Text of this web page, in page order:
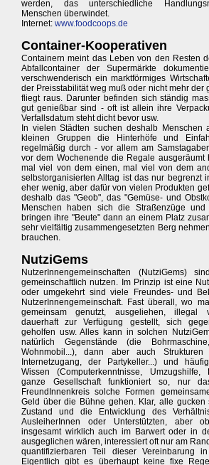
werden, das unterschiedliche
Menschen überwindet.
Internet: www.foodcoops.de
Container-Kooperativen
Containern meint das Leben von den Resten
Abfallcontainer der Supermärkte
verschwenderisch ein marktförmiges
der Preisstabilität weg muß oder nicht mehr der
fliegt raus. Darunter befinden sich ständig
gut genießbar sind - oft ist allein ihre
Verfallsdatum steht dicht bevor usw.
In vielen Städten suchen deshalb Menschen
kleinen Gruppen die Hinterhöfe und
regelmäßig durch - vor allem am
vor dem Wochenende die Regale ausgeräumt
mal viel von dem einen, mal viel von dem
selbstorganisierten Alltag ist das nur begrenzt
eher wenig, aber dafür von vielen Produkten
deshalb das "Geob", das "Gemüse- und
Menschen haben sich die Straßenzüge und
bringen ihre "Beute" dann an einem Platz
sehr vielfältig zusammengesetzten Berg
brauchen.
NutziGems
NutzerInnengemeinschaften (NutziGems)
gemeinschaftlich nutzen. Im Prinzip ist eine
oder umgekehrt sind viele Freundes- und
NutzerInnengemeinschaft. Fast überall, wo
gemeinsam genutzt, ausgeliehen, illegal
dauerhaft zur Verfügung gestellt, sich
geholfen usw. Alles kann in solchen
natürlich Gegenstände (die
Wohnmobil...), dann aber auch Strukturen
Internetzugang, der Partykeller...) und
Wissen (Computerkenntnisse, Umzugshilfe,
ganze Gesellschaft funktioniert so, nur
FreundInnenkreis solche Formen
Geld über die Bühne gehen. Klar, alle
Zustand und die Entwicklung des
AusleiherInnen oder Unterstützten, aber
insgesamt wirklich auch im Barwert oder in
ausgeglichen wären, interessiert oft nur am
quantifizierbaren Teil dieser Vereinbarung
Eigentlich gibt es überhaupt keine fixe